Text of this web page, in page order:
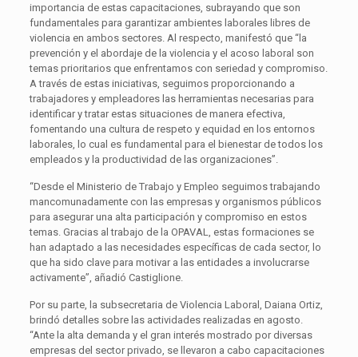
importancia de estas capacitaciones, subrayando que son
fundamentales para garantizar ambientes laborales libres de
violencia en ambos sectores. Al respecto, manifestó que “la
prevención y el abordaje de la violencia y el acoso laboral son
temas prioritarios que enfrentamos con seriedad y compromiso.
A través de estas iniciativas, seguimos proporcionando a
trabajadores y empleadores las herramientas necesarias para
identificar y tratar estas situaciones de manera efectiva,
fomentando una cultura de respeto y equidad en los entornos
laborales, lo cual es fundamental para el bienestar de todos los
empleados y la productividad de las organizaciones”.
“Desde el Ministerio de Trabajo y Empleo seguimos trabajando
mancomunadamente con las empresas y organismos públicos
para asegurar una alta participación y compromiso en estos
temas. Gracias al trabajo de la OPAVAL, estas formaciones se
han adaptado a las necesidades específicas de cada sector, lo
que ha sido clave para motivar a las entidades a involucrarse
activamente”, añadió Castiglione.
Por su parte, la subsecretaria de Violencia Laboral, Daiana Ortiz,
brindó detalles sobre las actividades realizadas en agosto.
“Ante la alta demanda y el gran interés mostrado por diversas
empresas del sector privado, se llevaron a cabo capacitaciones